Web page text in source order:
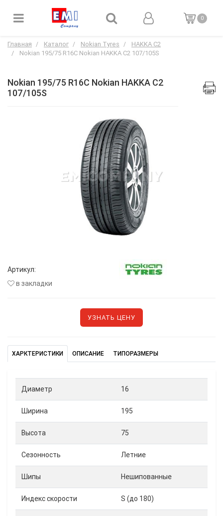
0
Главная Каталог Nokian Tyres
HAKKA C2
Nokian 195/75 R16C Nokian HAKKA C2 107/105S
Nokian 195/75 R16C Nokian HAKKA C2
107/105S
Артикул:
в закладки
УЗНАТЬ ЦЕНУ
ХАРКТЕРИСТИКИ ОПИСАНИЕ ТИПОРАЗМЕРЫ
Диаметр 16
Ширина 195
Высота 75
Сезонность Летние
Шипы Нешипованные
Индекс скорости S (до 180)